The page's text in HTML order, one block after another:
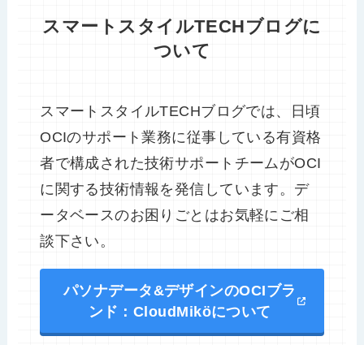
スマートスタイルTECHブログに
ついて
スマートスタイルTECHブログでは、日頃
OCIのサポート業務に従事している有資格
者で構成された技術サポートチームがOCI
に関する技術情報を発信しています。デ
ータベースのお困りごとはお気軽にご相
談下さい。
パソナデータ&デザインのOCIブラ
ンド：CloudMiköについて